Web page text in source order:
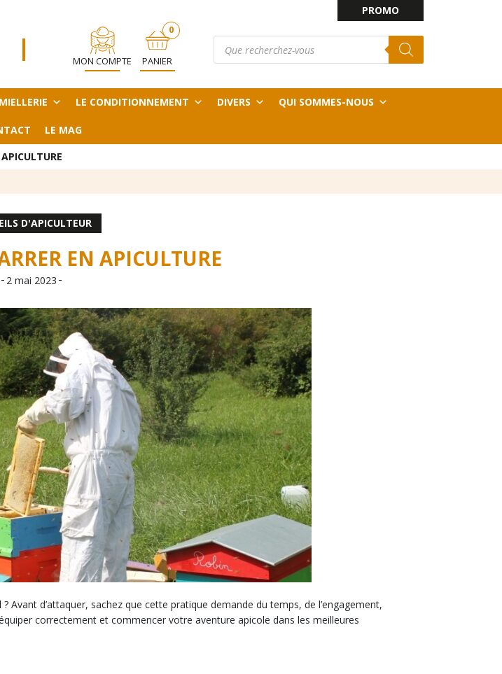
PROMO
MON COMPTE
0
ARTICLE
PANIER
Recherche
produits
LE CONDITIONNEMENT DIVERS QUI SOMMES-NOUS
LE MAG
D'APICULTEUR
EN APICULTURE
2 mai 2023
d’attaquer, sachez que cette pratique demande du temps, de l’engagement,
correctement et commencer votre aventure apicole dans les meilleures